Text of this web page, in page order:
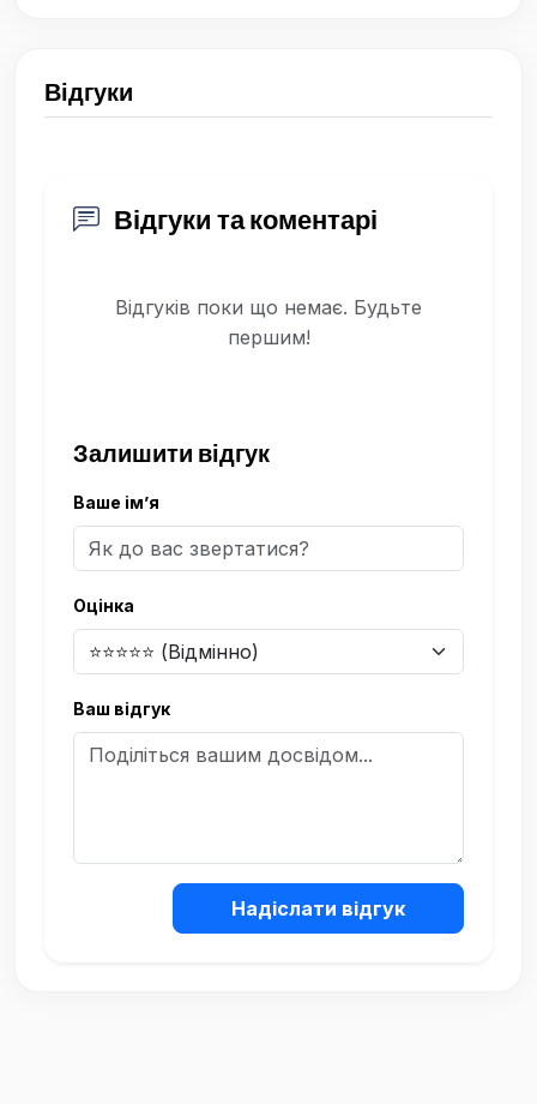
Відгуки
Відгуки та коментарі
Відгуків поки що немає. Будьте
першим!
Залишити відгук
Ваше ім’я
Оцінка
Ваш відгук
Надіслати відгук